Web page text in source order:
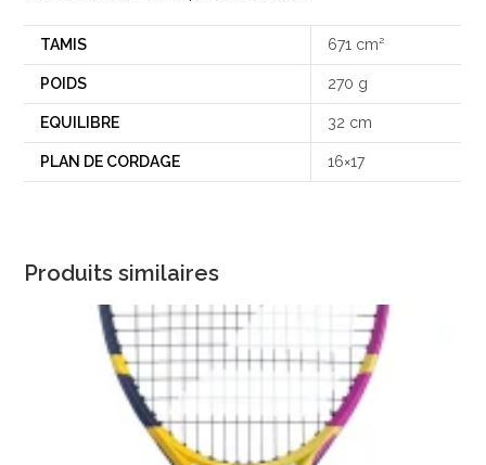
TAMIS 671 cm²
POIDS 270 g
EQUILIBRE 32 cm
PLAN DE CORDAGE 16×17
Produits similaires